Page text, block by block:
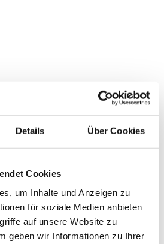
Details Über Cookies
Cookies
um Inhalte und Anzeigen zu
für soziale Medien anbieten
auf unsere Website zu
geben wir Informationen zu Ihrer